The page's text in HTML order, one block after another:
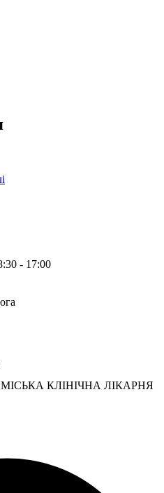
- 17:00
МІСЬКА КЛІНІЧНА ЛІКАРНЯ